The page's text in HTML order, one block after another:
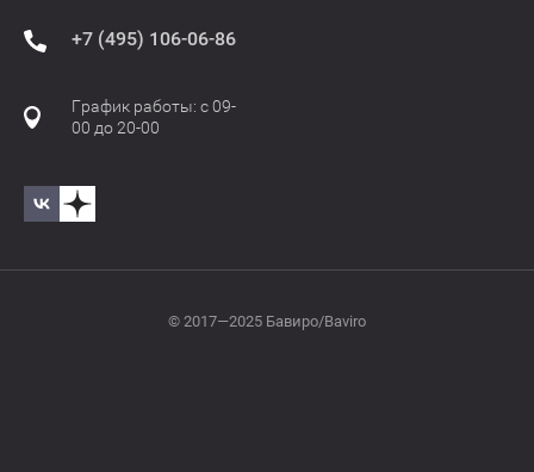
+7 (495) 106-06-86
График работы: с 09-
00 до 20-00
© 2017—2025 Бавиро/Baviro